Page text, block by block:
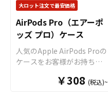
ンに合わせたカラーや仕様
を組み合わせることで、オ
リジナル感が一層増しま
す。お客様にはデザインを
ご入稿いただくだけでオリ
ジナル商品として販売して
その他、各種サイズやクリ
ケットのフォンタブ
されている理由でもありま
す。 取扱いサイズは、手軽
でスマホのサイズに左右さ
れにくい「小サイズ」、印
刷面が大きく目立つ「大サ
イズ」、そしてスポーツク
ラブや団体のユニフォー
ム、推し活やチームのTシャ
大ロット注文で最安価格
AirPods Pro（エアーポ
ッズ プロ）ケース
人気のApple AirPods Proの
ケースをお客様がお持ちの
製作いたします。ポリカー
￥308 (税込)~